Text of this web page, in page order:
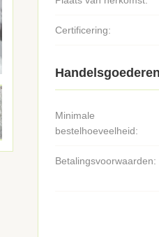
Certificering:
Handelsgoederen
Minimale
bestelhoeveelheid:
Betalingsvoorwaarden: